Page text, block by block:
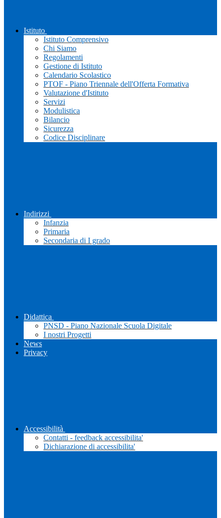
Istituto
Istituto Comprensivo
Chi Siamo
Regolamenti
Gestione di Istituto
Calendario Scolastico
PTOF - Piano Triennale dell'Offerta Formativa
Valutazione d'Istituto
Servizi
Modulistica
Bilancio
Sicurezza
Codice Disciplinare
Indirizzi
Infanzia
Primaria
Secondaria di I grado
Didattica
PNSD - Piano Nazionale Scuola Digitale
I nostri Progetti
News
Privacy
Accessibilità
Contatti - feedback accessibilita'
Dichiarazione di accessibilita'